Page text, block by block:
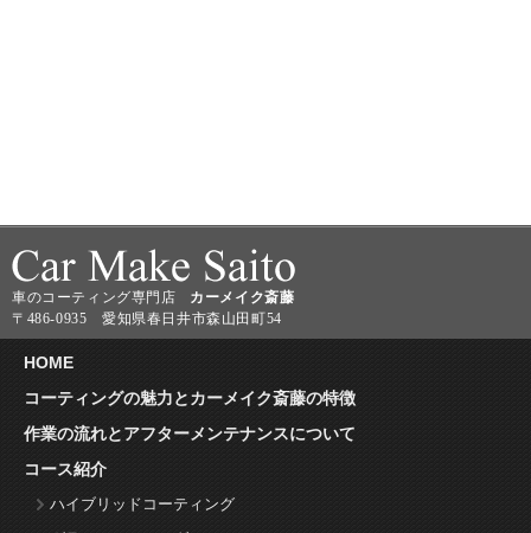
車のコーティング専門店
カーメイク斎藤
〒486-0935 愛知県春日井市森山田町54
HOME
コーティングの魅力とカーメイク斎藤の特徴
作業の流れとアフターメンテナンスについて
コース紹介
ハイブリッドコーティング